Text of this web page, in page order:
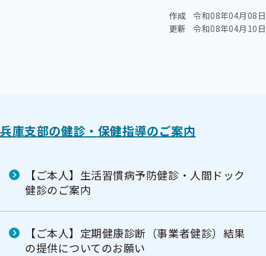
作成
令和08年04月08日
更新
令和08年04月10日
兵庫支部の健診・保健指導のご案内
【ご本人】生活習慣病予防健診・人間ドック
健診のご案内
【ご本人】定期健康診断（事業者健診）結果
の提供についてのお願い